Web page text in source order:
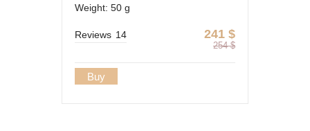
Weight: 50 g
241 $
254 $
Reviews 14
Buy